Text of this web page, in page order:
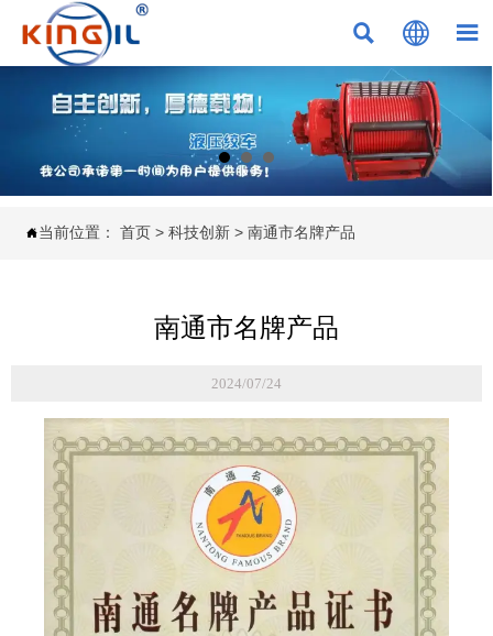
  
当前位置： 首页> 科技创新> 南通市名牌产品
南通市名牌产品
2024/07/24